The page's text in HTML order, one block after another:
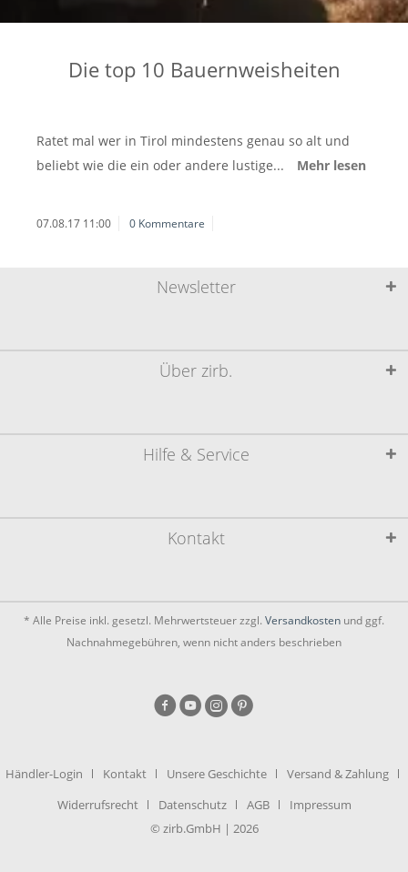
Die top 10 Bauernweisheiten
Ratet mal wer in Tirol mindestens genau so alt und
beliebt wie die ein oder andere lustige...
Mehr lesen
07.08.17 11:00 0 Kommentare
Kontakt
Hilfe & Service
Über zirb.
Newsletter
* Alle Preise inkl. gesetzl. Mehrwertsteuer zzgl. Versandkosten und ggf.
Nachnahmegebühren, wenn nicht anders beschrieben
Händler-Login Kontakt Unsere Geschichte
Versand & Zahlung
Widerrufsrecht
Datenschutz AGB
Impressum
© zirb.GmbH | 2026